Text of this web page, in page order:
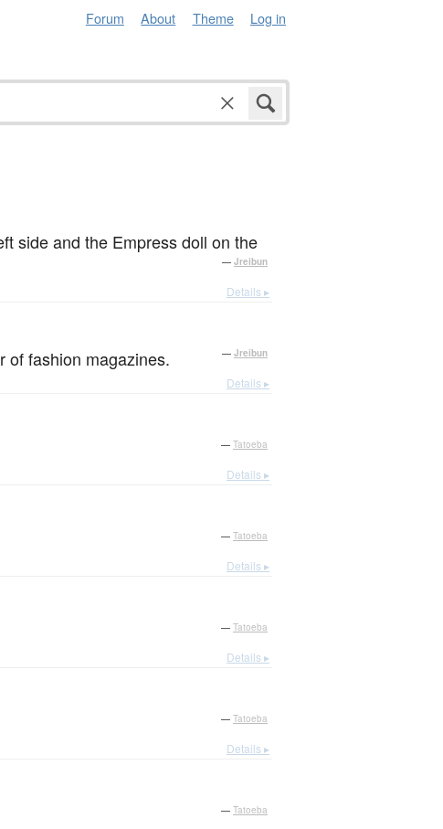
Forum About Theme Log in
side and the Empress doll on the
— Jreibun
Details ▸
of fashion magazines. — Jreibun
Details ▸
— Tatoeba
Details ▸
— Tatoeba
Details ▸
— Tatoeba
Details ▸
— Tatoeba
Details ▸
— Tatoeba